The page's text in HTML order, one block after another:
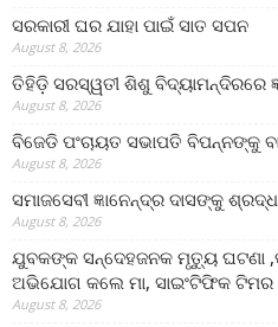
ସରକାରୀ ଘର ଯାହା ପାଇଁ ସାତ ସପନ
August 8, 2026
ତିହିଡି଼ ସରସ୍ୱତୀ ଶିଶୁ ବିଦ୍ୟାମନ୍ଦିରରେ
August 8, 2026
ବିଜେଡି ପଂଚାୟତ ସଭାପତି ବିପନ୍ନଙ୍କୁ
August 8, 2026
ସମାଜସେବୀ ଜ୍ଞାନେନ୍ଦ୍ର ଦାସଙ୍କୁ
August 8, 2026
ଯୁବକଙ୍କ ସନ୍ଦେହଜନକ ମୃତ୍ୟୁ ଘଟଣା
ଅଭିଯୋଗ କଲେ ମା, ସାଇଂଟିଫିକ
August 8, 2026